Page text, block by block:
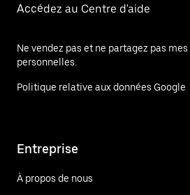
Accédez au Centre d'aide
Ne vendez pas et ne partagez pas
personnelles.
Politique relative aux données Google
Entreprise
À propos de nous